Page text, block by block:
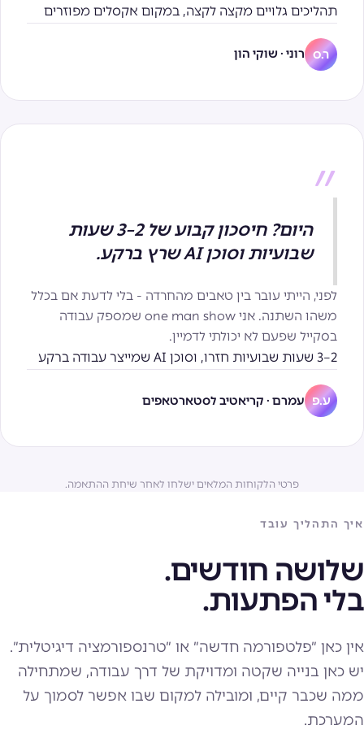
תהליכים גלויים מקצה לקצה, במקום אקסלים מפוזרים
ר.ס רוני · שוקי הון
״
היום? חיסכון קבוע של 2–3 שעות
שבועיות וסוכן AI שרץ ברקע.
לפני, הייתי עובר בין טאבים מהחרדה - בלי לדעת אם בכלל
משהו השתנה. אני one man show שמספק עבודה
בסקייל שפעם לא יכולתי לדמיין.
2–3 שעות שבועיות חזרו, וסוכן AI שמייצר עבודה ברקע
ע.פ עמרם · קריאטיב לסטארטאפים
פרטי הלקוחות המלאים ישלחו לאחר שיחת ההתאמה.
איך התהליך עובד
שלושה חודשים.
בלי הפתעות.
אין כאן ״פלטפורמה חדשה״ או ״טרנספורמציה דיגיטלית״.
יש כאן בנייה שקטה ומדויקת של דרך עבודה, שמתחילה
ממה שכבר קיים, ומובילה למקום שבו אפשר לסמוך על
המערכת.